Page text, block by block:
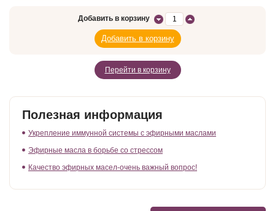
Добавить в корзину
Перейти в корзину
Полезная информация
Укрепление иммунной системы с эфирными маслами
Эфирные масла в борьбе со стрессом
Качество эфирных масел-очень важный вопрос!